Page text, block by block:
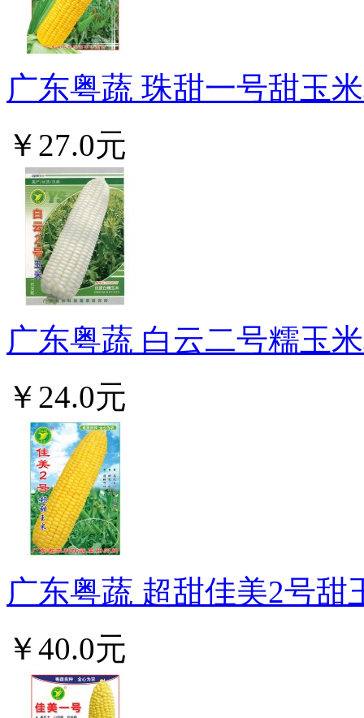
广东粤蔬 珠甜一号甜玉
￥27.0元
广东粤蔬 白云二号糯玉
￥24.0元
广东粤蔬 超甜佳美2号甜
￥40.0元